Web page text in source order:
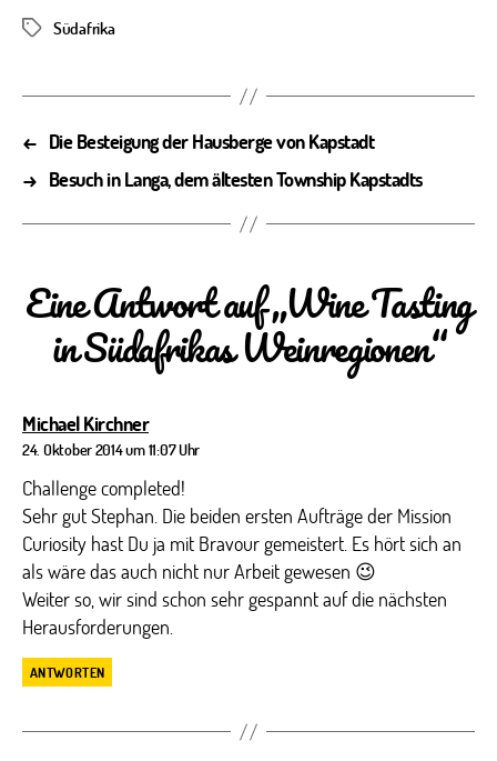
Schlagwörter
Südafrika
← Die Besteigung der Hausberge von Kapstadt
→ Besuch in Langa, dem ältesten Township Kapstadts
Eine Antwort auf „Wine Tasting
in Südafrikas Weinregionen“
Michael Kirchnersagt:
24. Oktober 2014 um 11:07 Uhr
Challenge completed!
Sehr gut Stephan. Die beiden ersten Aufträge der Mission
Curiosity hast Du ja mit Bravour gemeistert. Es hört sich an
als wäre das auch nicht nur Arbeit gewesen 😉
Weiter so, wir sind schon sehr gespannt auf die nächsten
Herausforderungen.
ANTWORTEN